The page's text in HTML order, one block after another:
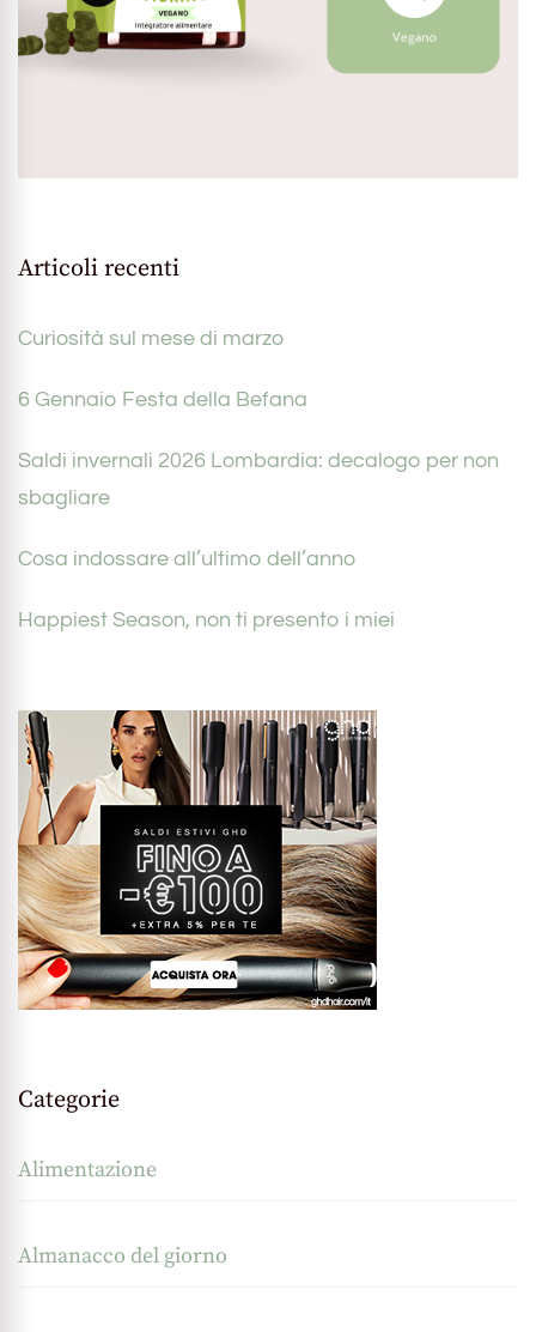
Articoli recenti
Curiosità sul mese di marzo
6 Gennaio Festa della Befana
Saldi invernali 2026 Lombardia: decalogo per non
sbagliare
Cosa indossare all’ultimo dell’anno
Happiest Season, non ti presento i miei
Categorie
Alimentazione
Almanacco del giorno